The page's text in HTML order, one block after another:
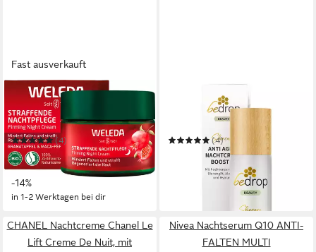
Fast ausverkauft
WELEDA
Nachtcreme STRAFFENDE
NACHTPFLEGE
GRANATAPFEL & MACA-
PEPTIDE
(4)
ab 17,99 € UVP20,95 €
(449,75 €/ 1 l)
-14%
in 1-2 Werktagen bei dir
Nachtcreme ANTI AGING
NACHTCREME BOOSTER
regenerierende Nachtcreme
mit Bienengift
(4)
ab 45,90 €
(918,00 €/ 1 l)
in 3-4 Werktagen bei dir
CHANEL Nachtcreme Chanel Le
Lift Creme De Nuit, mit
Nivea Nachtserum Q10 ANTI-
FALTEN MULTI